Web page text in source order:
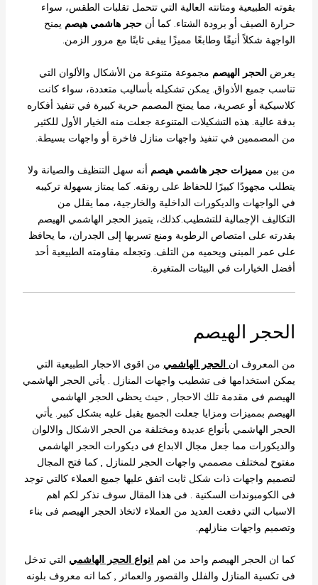
بقوته الطبيعية ومتانته العالية التي تتحمل تقلبات الطقس، سواء
حرارة الصيف أو برودة الشتاء. كما أن حجر هاشمي هيصم يمنح
الواجهة شكلاً أنيقًا وطابعًا مميزًا يبقى ثابتًا مع مرور الزمن.
يعرض الحجر الهيصم مجموعة متنوعة من الأشكال والألوان التي
تناسب جميع الأذواق. يمكن تشكيله بأساليب متعددة، سواء كانت
كلاسيكية أو عصرية، مما يمنح المصمم حرية كبيرة في تنفيذ أفكاره
بدقة عالية. هذه التشكيلات المتنوعة جعلت منه الخيار الأول للكثير
من المصممين في تنفيذ واجهات منازل فاخرة أو واجهات بسيطة.
من بين مميزات حجر هاشمي هيصم أنه سهل التنظيف والصيانة ولا
يتطلب مجهودًا كبيرًا للحفاظ على رونقه. كما يمتاز بسهولة تركيبه
في الواجهات والديكورات الداخلية والخارجية، مما يقلل من
التكاليف الإجمالية للتشطيب.كذلك، يتميز الحجر الهاشمي الهيصم
بقدرته على امتصاص الرطوبة ومنع تسربها إلى الجدران، ما يحافظ
على عمر المبنى ويحميه من التلف. وتجعله مقاومته الطبيعية أحد
أفضل الخيارات في البيئات المتغيرة.
الحجر الهيصم
من المعروف ان الحجر الهاشمي من اقوى الاحجار الطبيعية التي
يمكن استخدامها فى تشطيب واجهات المنازل . يأتي الحجر الهاشمي
الهيصم فى مقدمة تلك الاحجار , حيث يحظى الحجر الهاشمي
الهيصم بمميزات ومزايا جعلت الجميع يقبل عليه بشكل كبير. يأتي
الحجر الهاشمي بأنواع عديدة ومختلفة من الحجر الاشكال والالوان
والديكورات مما جعل مجال الابداع فى ديكورات الحجر الهاشمي
مفتوح لمختلف مصممي واجهات الحجر للمنازل , كما فتح المجال
لتصميم واجهات ذات شكل ثابت اتفق عليها جميع العملاء كالتي توجد
فى الكومبوندات السكنية . فى هذا المقال سوف نذكر لكم اهم
الاسباب التي دفعت العديد من العملاء لاتخاذ الحجر الهيصم فى بناء
وتصميم واجهات منازلهم.
كما ان الحجر الهيصم واحد من اهم انواع الحجر الهاشمي التي تدخل
فى تكسية المنازل والفلل والقصور والعمائر , كما انه معروف بلونه